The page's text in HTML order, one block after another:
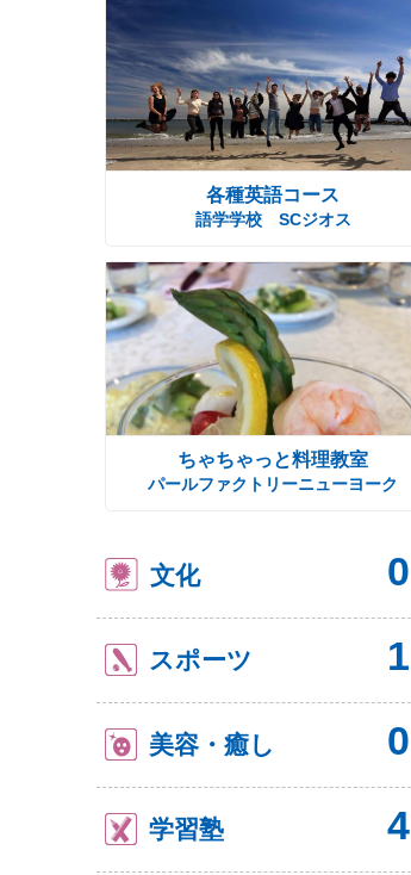
各種英語コース
語学学校 SCジオス
ちゃちゃっと料理教室
パールファクトリーニューヨーク
文化 0
スポーツ 1
美容・癒し 0
学習塾 4